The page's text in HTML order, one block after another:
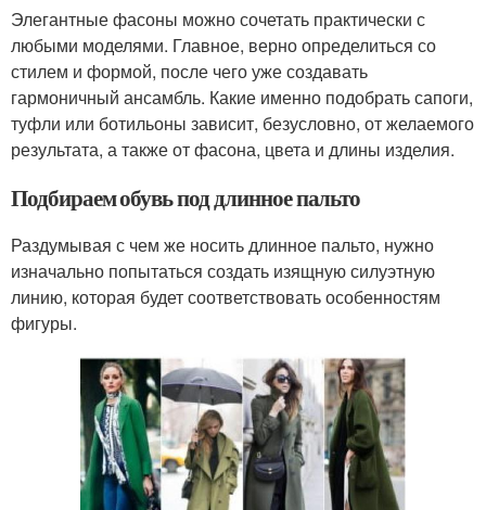
Элегантные фасоны можно сочетать практически с
любыми моделями. Главное, верно определиться со
стилем и формой, после чего уже создавать
гармоничный ансамбль. Какие именно подобрать сапоги,
туфли или ботильоны зависит, безусловно, от желаемого
результата, а также от фасона, цвета и длины изделия.
Подбираем обувь под длинное пальто
Раздумывая с чем же носить длинное пальто, нужно
изначально попытаться создать изящную силуэтную
линию, которая будет соответствовать особенностям
фигуры.